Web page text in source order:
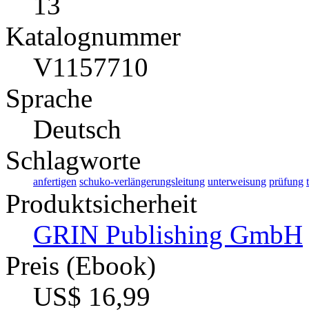
Katalognummer
V1157710
Sprache
Deutsch
Schlagworte
anfertigen schuko-verlängerungsleitung unterweisung prüfung
Produktsicherheit
GRIN Publishing GmbH
Preis (Ebook)
US$ 16,99